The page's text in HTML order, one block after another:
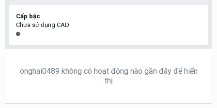
Cấp bậc
Chưa sử dụng CAD
onghai0489 không có hoạt động nào gần đây để hiển
thị